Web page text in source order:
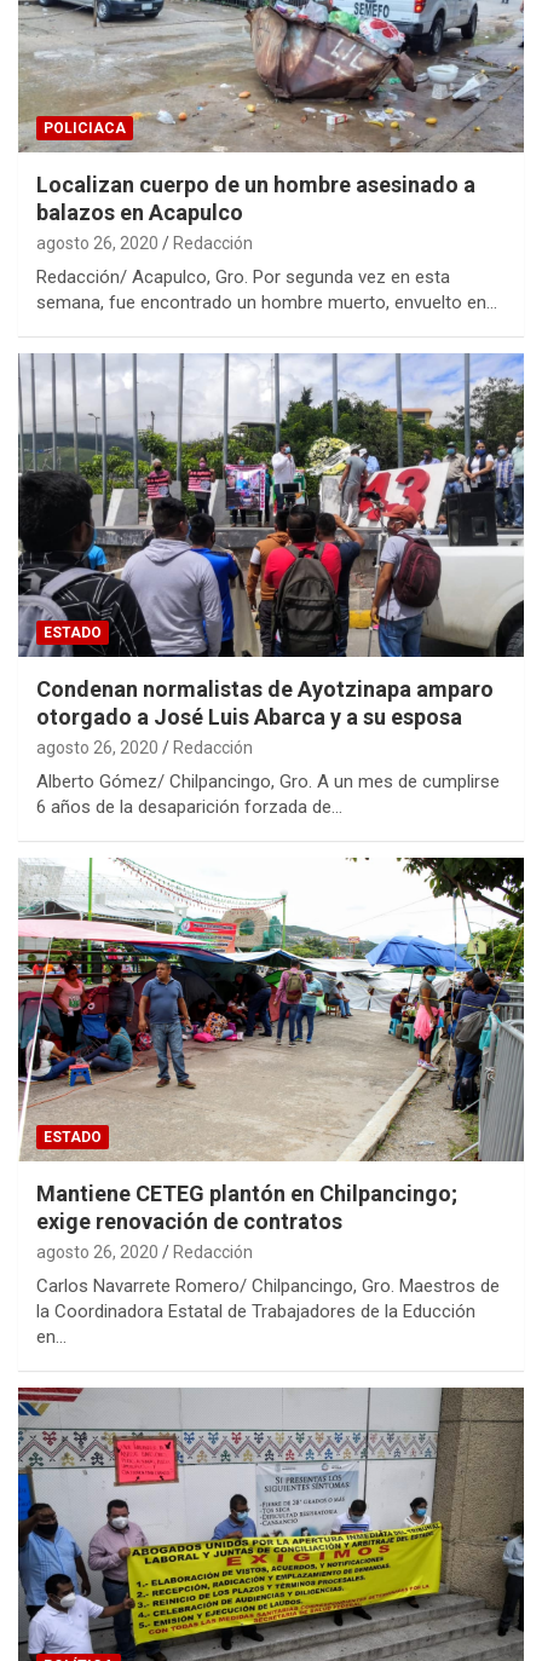
POLICIACA
Localizan cuerpo de un hombre asesinado a
balazos en Acapulco
agosto 26, 2020 Redacción
Redacción/ Acapulco, Gro. Por segunda vez en esta
semana, fue encontrado un hombre muerto, envuelto en…
ESTADO
Condenan normalistas de Ayotzinapa amparo
otorgado a José Luis Abarca y a su esposa
agosto 26, 2020 Redacción
Alberto Gómez/ Chilpancingo, Gro. A un mes de cumplirse
6 años de la desaparición forzada de…
ESTADO
Mantiene CETEG plantón en Chilpancingo;
exige renovación de contratos
agosto 26, 2020 Redacción
Carlos Navarrete Romero/ Chilpancingo, Gro. Maestros de
la Coordinadora Estatal de Trabajadores de la Educción
en…